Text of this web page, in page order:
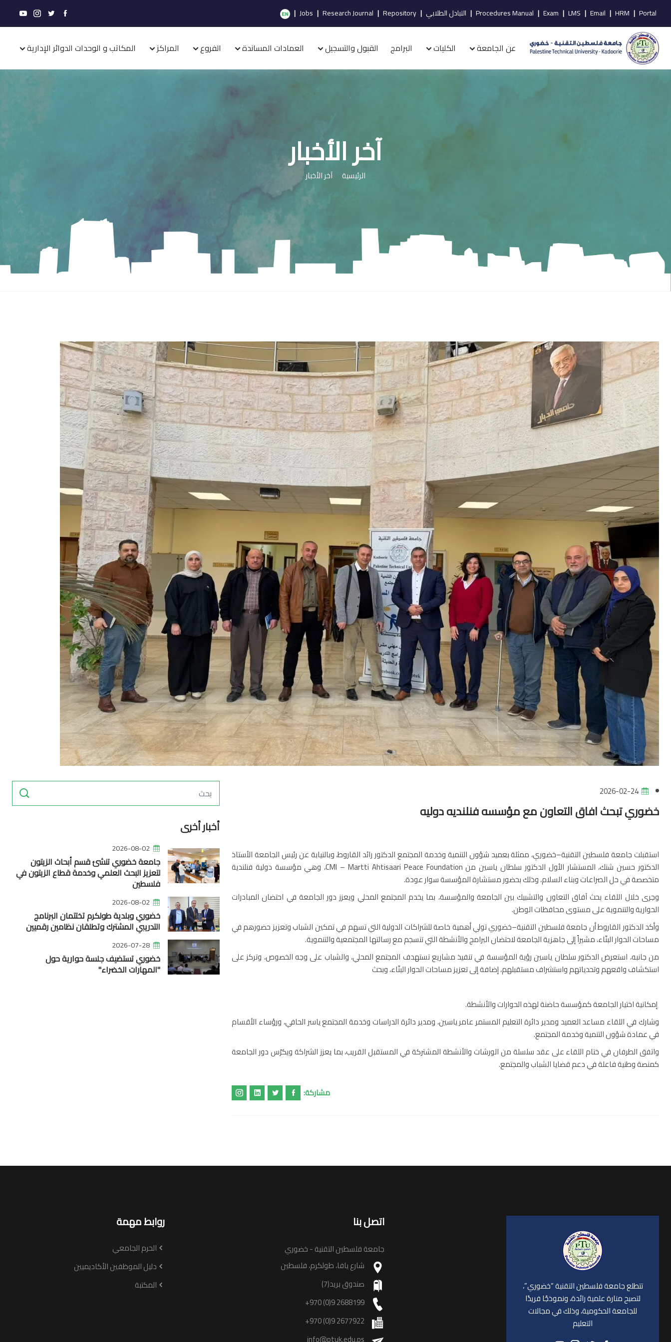
Portal
|
HRM
|
Email
|
LMS
|
Exam
|
Procedures Manual
| التبادل الطلابي |
Repository
|
Research Journal
|
Jobs
|
عن الجامعة الكليات البرامج القبول والتسجيل العمادات المساندة الفروع المراكز المكاتب و الوحدات الدوائر الإدارية
آخر الأخبار
الرئيسية آخر الأخبار
2026-02-24
خضوري تبحث افاق التعاون مع مؤسسه فنلنديه دوليه
استقبلت جامعة فلسطين التقنية–خضوري، ممثلة بعميد شؤون التنمية وخدمة المجتمع الدكتور رائد القاروط، وبالنيابة عن رئيس الجامعة الأستاذ
الدكتور حسين شنك، المستشار الأول الدكتور سلطان ياسين من CMI – Martti Ahtisaari Peace Foundation، وهي مؤسسة دولية فنلندية
متخصصة في حل الصراعات وبناء السلام، وذلك بحضور مستشارة المؤسسة سوار عودة.
وجرى خلال اللقاء بحث آفاق التعاون والتشبيك بين الجامعة والمؤسسة، بما يخدم المجتمع المحلي ويعزز دور الجامعة في احتضان المبادرات
الحوارية والتنموية على مستوى محافظات الوطن.
وأكد الدكتور القاروط أن جامعة فلسطين التقنية–خضوري تولي أهمية خاصة للشراكات الدولية التي تسهم في تمكين الشباب وتعزيز حضورهم في
مساحات الحوار البنّاء، مشيراً إلى جاهزية الجامعة لاحتضان البرامج والأنشطة التي تنسجم مع رسالتها المجتمعية والتنموية.
من جانبه، استعرض الدكتور سلطان ياسين رؤية المؤسسة في تنفيذ مشاريع تستهدف المجتمع المحلي، والشباب على وجه الخصوص، وتركز على
استكشاف واقعهم وتحدياتهم واستشراف مستقبلهم، إضافة إلى تعزيز مساحات الحوار البنّاء، وبحث
إمكانية اختيار الجامعة كمؤسسة حاضنة لهذه الحوارات والأنشطة.
وشارك في اللقاء مساعد العميد ومدير دائرة التعليم المستمر عامر ياسين، ومدير دائرة الدراسات وخدمة المجتمع ياسر الحافي، ورؤساء الأقسام
في عمادة شؤون التنمية وخدمة المجتمع.
واتفق الطرفان في ختام اللقاء على عقد سلسلة من الورشات والأنشطة المشتركة في المستقبل القريب، بما يعزز الشراكة ويكرّس دور الجامعة
كمنصة وطنية فاعلة في دعم قضايا الشباب والمجتمع.
مشاركة:
أخبار أخرى
2026-08-02
جامعة خضوري تنشئ قسم أبحاث الزيتون
لتعزيز البحث العلمي وخدمة قطاع الزيتون في
فلسطين
2026-08-02
خضوري وبلدية طولكرم تختتمان البرنامج
التدريبي المشترك وتطلقان نظامين رقميين
2026-07-28
خضوري تستضيف جلسة حوارية حول
"المهارات الخضراء"
تتطلع جامعة فلسطين التقنية “خضوري”،
لتصبح منارة علمية رائدة، ونموذجًا فريدًا
للجامعة الحكومية، وذلك في مجالات
التعليم
اتصل بنا
جامعة فلسطين التقنية - خضوري
شارع يافا، طولكرم، فلسطين
صندوق بريد(7)
+970 (0)9 2688199
+970 (0)9 2677922
info@ptuk.edu.ps
روابط مهمة
الحرم الجامعي
دليل الموظفين الأكاديميين
المكتبة